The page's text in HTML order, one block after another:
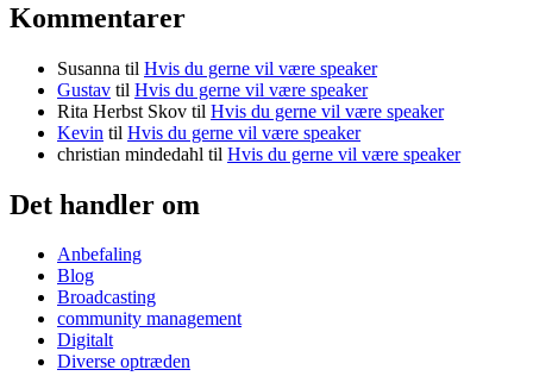
Kommentarer
Susanna til Hvis du gerne vil være speaker
Gustav til Hvis du gerne vil være speaker
Rita Herbst Skov til Hvis du gerne vil være speaker
Kevin til Hvis du gerne vil være speaker
christian mindedahl til Hvis du gerne vil være speaker
Det handler om
Anbefaling
Blog
Broadcasting
community management
Digitalt
Diverse optræden